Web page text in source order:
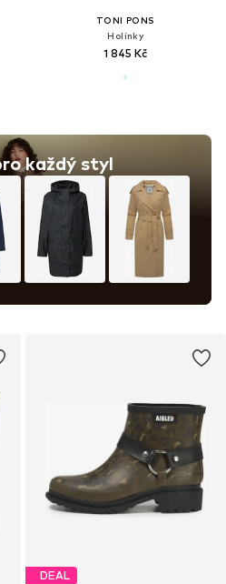
každý styl
TONI PONS
Holínky
1 845 Kč
DEAL